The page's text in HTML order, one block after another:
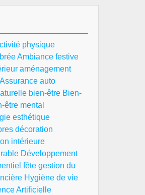
physique
Ambiance festive
aménagement
Assurance auto
bien-être Bien-
être mental
esthétique
décoration
intérieure
Développement
fête gestion du
Hygiène de vie
Artificielle